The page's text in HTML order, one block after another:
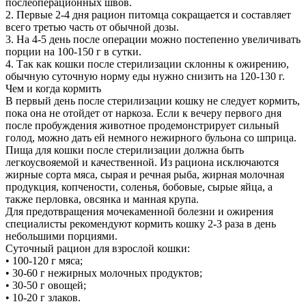
2. Первые 2-4 дня рацион питомца сокращается и составляет
всего третью часть от обычной дозы.
3. На 4-5 день после операции можно постепенно увеличивать
порции на 100-150 г в сутки.
4. Так как кошки после стерилизации склонны к ожирению,
обычную суточную норму еды нужно снизить на 120-130 г.
Чем и когда кормить
В первый день после стерилизации кошку не следует кормить,
пока она не отойдет от наркоза. Если к вечеру первого дня
после пробуждения животное продемонстрирует сильный
голод, можно дать ей немного нежирного бульона со шприца.
Пища для кошки после стерилизации должна быть
легкоусвояемой и качественной. Из рациона исключаются
жирные сорта мяса, сырая и речная рыба, жирная молочная
продукция, копчености, соленья, бобовые, сырые яйца, а
также перловка, овсянка и манная крупа.
Для предотвращения мочекаменной болезни и ожирения
специалисты рекомендуют кормить кошку 2-3 раза в день
небольшими порциями.
Суточный рацион для взрослой кошки:
• 100-120 г мяса;
• 30-60 г нежирных молочных продуктов;
• 30-50 г овощей;
• 10-20 г злаков.